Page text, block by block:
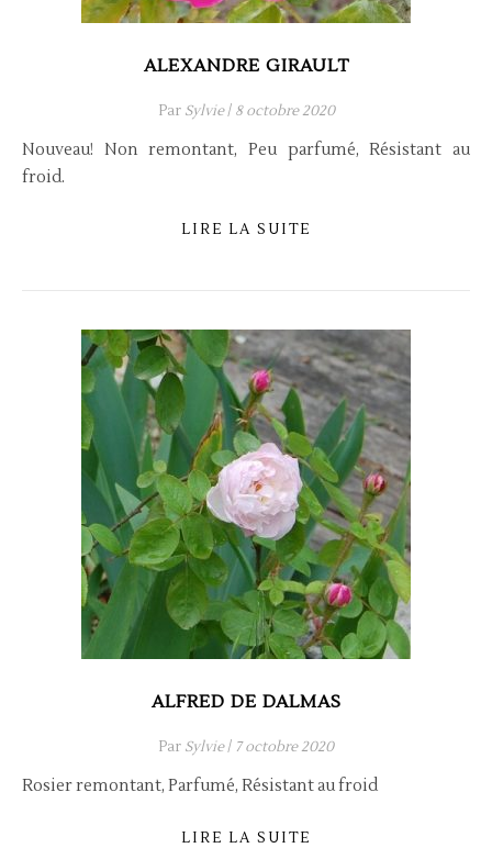
ALEXANDRE GIRAULT
Par Sylvie / 8 octobre 2020
Nouveau! Non remontant, Peu parfumé, Résistant au
froid.
LIRE LA SUITE
ALFRED DE DALMAS
Par Sylvie/ 7 octobre 2020
Rosier remontant, Parfumé, Résistant au froid
LIRE LA SUITE